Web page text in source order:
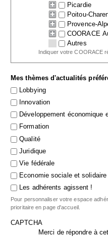
Picardie
Poitou-
Provence-
COORACE
Autres
Indiquer votre COORACE
Mes thèmes d'actualités
Lobbying
Innovation
Développement économique
Formation
Qualité
Juridique
Vie fédérale
Economie sociale et solidaire
Les adhérents agissent !
Pour personnaliser votre espace
prioritaire en page d'accueil.
CAPTCHA
Merci de répondre à